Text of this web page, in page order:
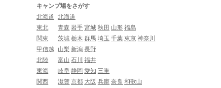
キャンプ場をさがす
北海道 北海道
東北
青森 岩手 宮城 秋田 山形 福島
関東
茨城 栃木 群馬 埼玉 千葉 東京 神奈川
甲信越
山梨 新潟 長野
北陸
富山 石川 福井
東海
岐阜 静岡 愛知 三重
関西
滋賀 京都 大阪 兵庫 奈良 和歌山